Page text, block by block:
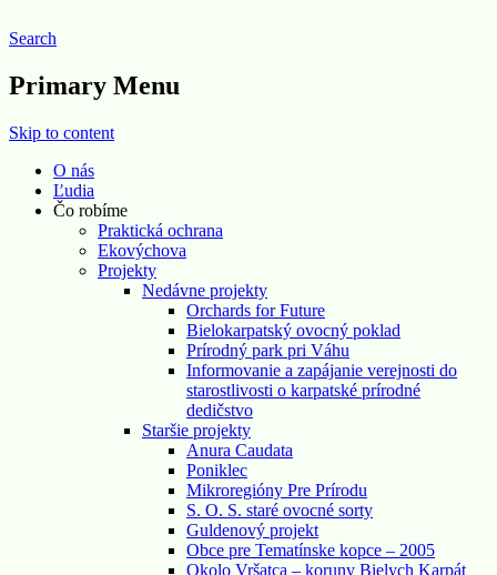
Pre prírodu o. z.
Search
Primary Menu
Skip to content
O nás
Ľudia
Čo robíme
Praktická ochrana
Ekovýchova
Projekty
Nedávne projekty
Orchards for Future
Bielokarpatský ovocný poklad
Prírodný park pri Váhu
Informovanie a zapájanie verejnosti do
starostlivosti o karpatské prírodné
dedičstvo
Staršie projekty
Anura Caudata
Poniklec
Mikroregióny Pre Prírodu
S. O. S. staré ovocné sorty
Guldenový projekt
Obce pre Tematínske kopce – 2005
Okolo Vršatca – koruny Bielych Karpát